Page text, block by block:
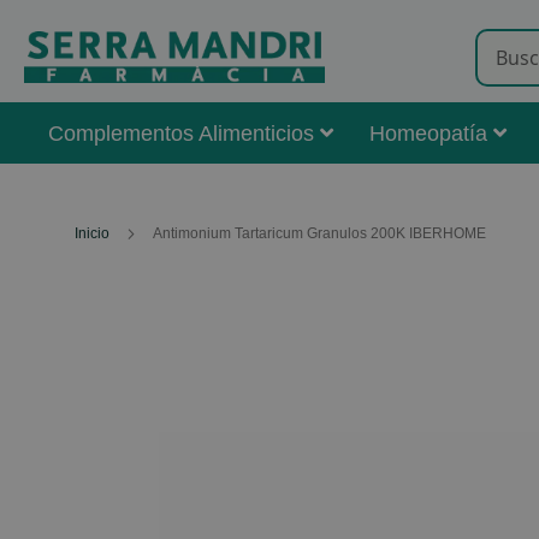
Complementos Alimenticios Homeopatía
Inicio Antimonium Tartaricum Granulos 200K IBERHOME